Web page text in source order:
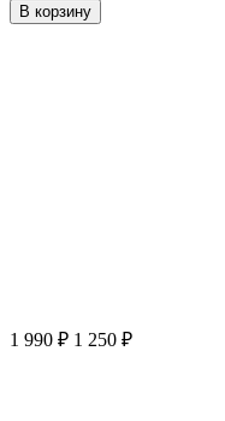
В корзину
1 990 ₽ 1 250 ₽